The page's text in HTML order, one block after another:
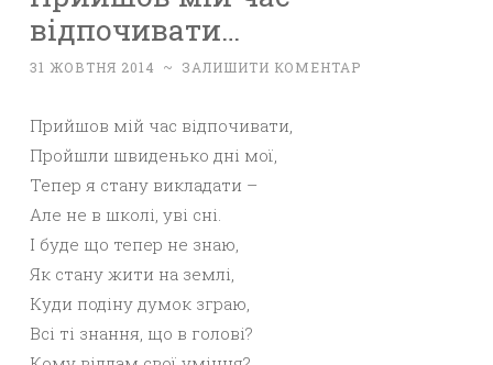
відпочивати…
31 ЖОВТНЯ 2014 ~ ЗАЛИШИТИ КОМЕНТАР
Прийшов мій час відпочивати,
Пройшли швиденько дні мої,
Тепер я стану викладати –
Але не в школі, уві сні.
І буде що тепер не знаю,
Як стану жити на землі,
Куди подіну думок зграю,
Всі ті знання, що в голові?